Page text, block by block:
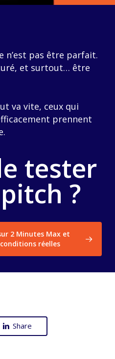
n’est pas être parfait.
et surtout… être
va vite, ceux qui
prennent
tester
?
2 Minutes Max et
réelles
Share